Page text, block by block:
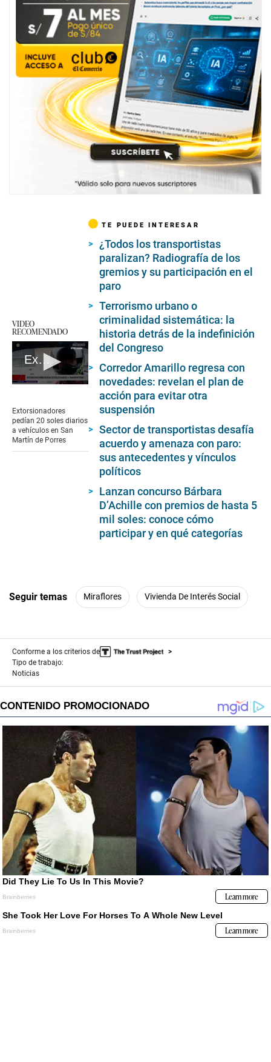
VIDEO
RECOMENDADO
Extorsionadores en San Martín de Porres
of
1
minute,
50
Extorsionadores
pedían 20 soles diarios
a vehículos en San
Martín de Porres
TE PUEDE INTERESAR
¿Todos los transportistas
paralizan? Radiografía de los
gremios y su participación en el
paro
Terrorismo urbano o
criminalidad sistemática: la
historia detrás de la indefinición
del Congreso
Corredor Amarillo regresa con
novedades: revelan el plan de
acción para evitar otra
suspensión
Sector de transportistas desafía
acuerdo y amenaza con paro:
sus antecedentes y vínculos
políticos
Lanzan concurso Bárbara
D’Achille con premios de hasta 5
mil soles: conoce cómo
participar y en qué categorías
Seguir temas Miraflores Vivienda De Interés Social
Conforme a los criterios de
Tipo de trabajo:
Noticias